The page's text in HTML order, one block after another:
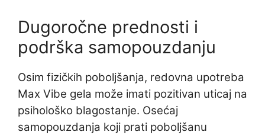
Dugoročne prednosti i
podrška samopouzdanju
Osim fizičkih poboljšanja, redovna upotreba
Max Vibe gela može imati pozitivan uticaj na
psihološko blagostanje. Osećaj
samopouzdanja koji prati poboljšanu